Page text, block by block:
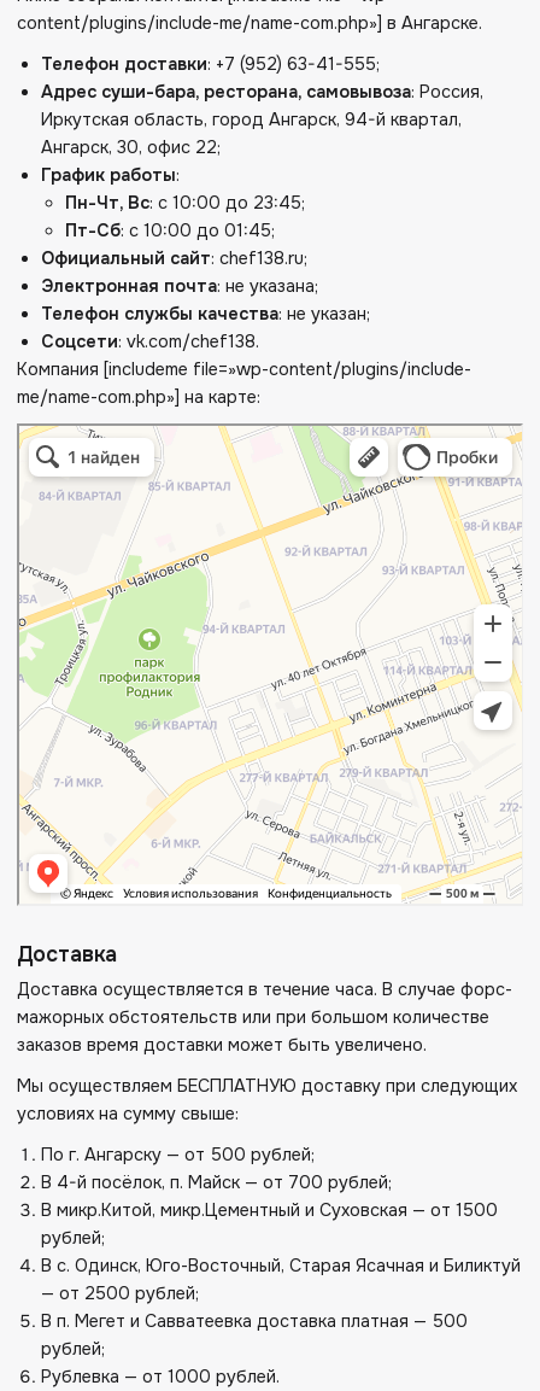
content/plugins/include-me/name-com.php»] в Ангарске.
Телефон доставки: +7 (952) 63-41-555;
Адрес суши-бара, ресторана, самовывоза: Россия,
Иркутская область, город Ангарск, 94-й квартал,
Ангарск, 30, офис 22;
График работы:
Пн-Чт, Вс: с 10:00 до 23:45;
Пт-Сб: с 10:00 до 01:45;
Официальный сайт: chef138.ru;
Электронная почта: не указана;
Телефон службы качества: не указан;
Соцсети: vk.com/chef138.
Компания [includeme file=»wp-content/plugins/include-
me/name-com.php»] на карте:
Доставка
Доставка осуществляется в течение часа. В случае форс-
мажорных обстоятельств или при большом количестве
заказов время доставки может быть увеличено.
Мы осуществляем БЕСПЛАТНУЮ доставку при следующих
условиях на сумму свыше:
По г. Ангарску — от 500 рублей;
В 4-й посёлок, п. Майск — от 700 рублей;
В микр.Китой, микр.Цементный и Суховская — от 1500
рублей;
В с. Одинск, Юго-Восточный, Старая Ясачная и Биликтуй
— от 2500 рублей;
В п. Мегет и Савватеевка доставка платная — 500
рублей;
Рублевка — от 1000 рублей.